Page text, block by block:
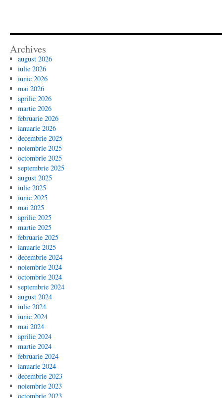
Archives
august 2026
iulie 2026
iunie 2026
mai 2026
aprilie 2026
martie 2026
februarie 2026
ianuarie 2026
decembrie 2025
noiembrie 2025
octombrie 2025
septembrie 2025
august 2025
iulie 2025
iunie 2025
mai 2025
aprilie 2025
martie 2025
februarie 2025
ianuarie 2025
decembrie 2024
noiembrie 2024
octombrie 2024
septembrie 2024
august 2024
iulie 2024
iunie 2024
mai 2024
aprilie 2024
martie 2024
februarie 2024
ianuarie 2024
decembrie 2023
noiembrie 2023
octombrie 2023